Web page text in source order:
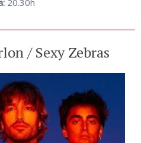
20.30h
/ Sexy Zebras